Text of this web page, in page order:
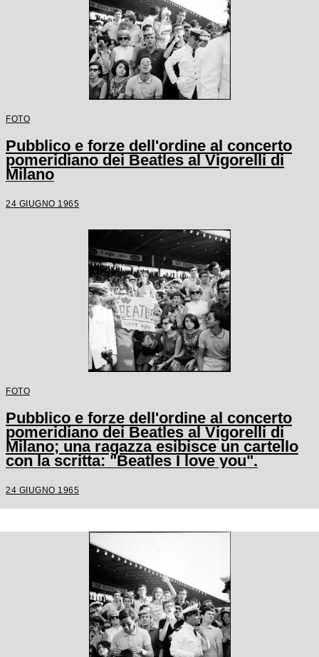
FOTO
Pubblico e forze dell'ordine al concerto
pomeridiano dei Beatles al Vigorelli di
Milano
24 GIUGNO 1965
FOTO
Pubblico e forze dell'ordine al concerto
pomeridiano dei Beatles al Vigorelli di
Milano; una ragazza esibisce un cartello
con la scritta: "Beatles I love you".
24 GIUGNO 1965